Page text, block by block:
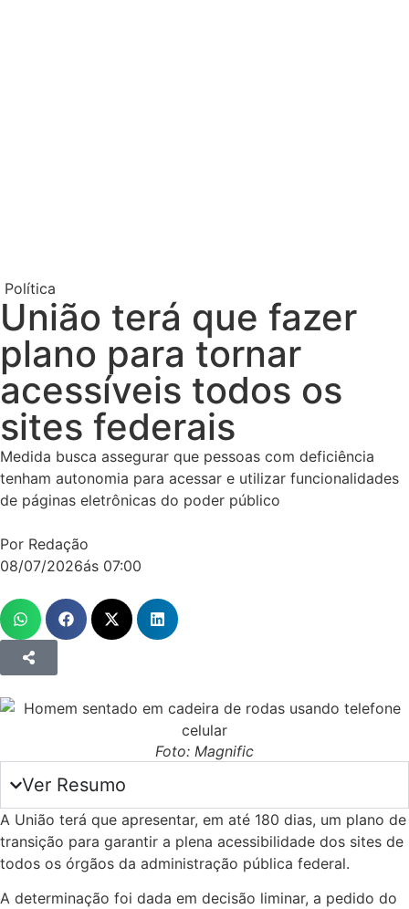
Política
União terá que fazer
plano para tornar
acessíveis todos os
sites federais
Medida busca assegurar que pessoas com deficiência
tenham autonomia para acessar e utilizar funcionalidades
de páginas eletrônicas do poder público
Por Redação
08/07/2026ás 07:00
Foto: Magnific
Ver Resumo
A União terá que apresentar, em até 180 dias, um plano de
transição para garantir a plena acessibilidade dos sites de
todos os órgãos da administração pública federal.
A determinação foi dada em decisão liminar, a pedido do